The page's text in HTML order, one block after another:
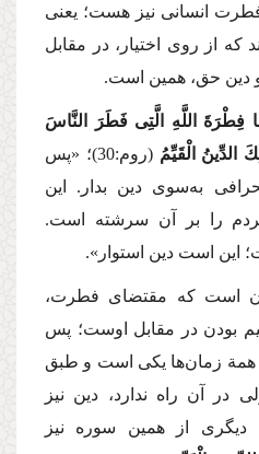
انسانی نیز هست؛ یعنی
از روی اختیار، در مقابل
و دین حق، همین است.
فِطْرَةَ اللَّهِ الَّتِی فَطَرَ النَّاسَ
الدِّینُ الْقَیِّمُ(روم:30)؛
«پس
به‌سوی دین بدار. این
را بر آن سرشته است.
این است دین استوار».
آن است كه مقتضای فطرت،
بودن در مقابل اوست؛ پس
همة زمان‌ها یكی است و طبق
در آن راه ندارد، دین نیز
دیگری از همین سوره نیز